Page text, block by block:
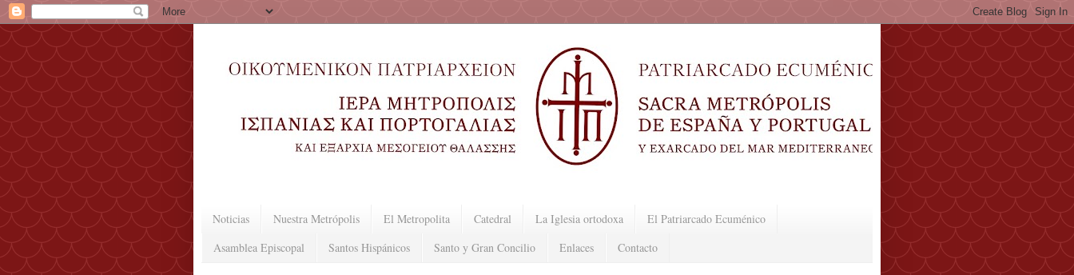
Noticias Nuestra Metrópolis El Metropolita Catedral La Iglesia ortodoxa
El Patriarcado Ecuménico
Asamblea Episcopal
Santos Hispánicos Santo y Gran Concilio Enlaces Contacto